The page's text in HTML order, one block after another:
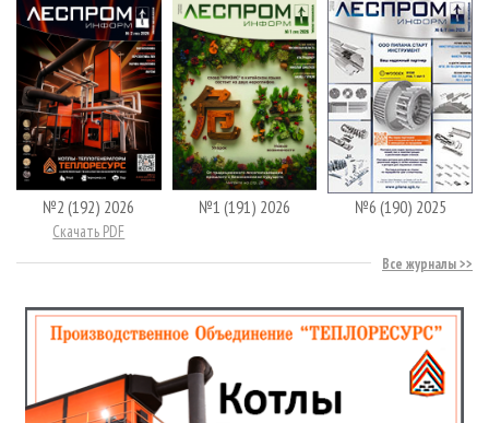
№2 (192) 2026
Скачать PDF
№1 (191) 2026 №6 (190) 2025
Все журналы